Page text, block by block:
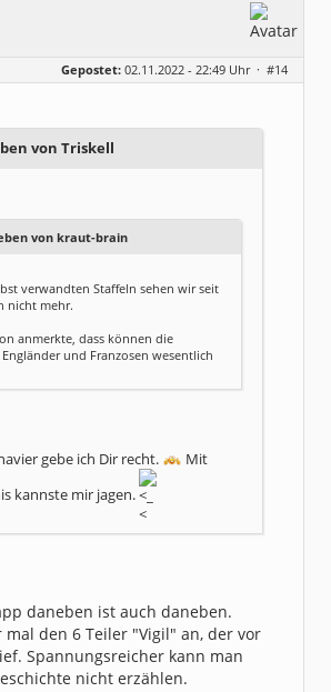
Gepostet: 02.11.2022 - 22:49 Uhr · #14
von Triskell
von kraut-brain
verwandten Staffeln sehen wir seit
nicht mehr.
anmerkte, dass können die
und Franzosen wesentlich
gebe ich Dir recht.
Mit
kannste mir jagen.
daneben ist auch daneben.
mal den 6 Teiler "Vigil" an, der vor
Spannungsreicher kann man
nicht erzählen.